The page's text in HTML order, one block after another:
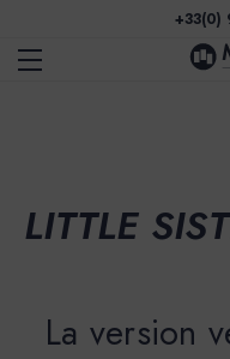
+33(0)
LITTLE
La version